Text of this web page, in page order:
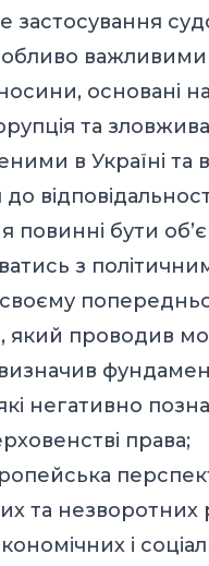
застосування
важливими
основані на
та
в Україні та
повинні бути
з
своєму
проводив
негативно
права;
та незворотних
і